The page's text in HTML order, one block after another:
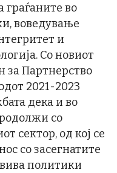
граѓаните во
воведување
и
Со новиот
за Партнерство
2021-2023
дека и во
со
сектор, од кој се
со засегнатите
политики